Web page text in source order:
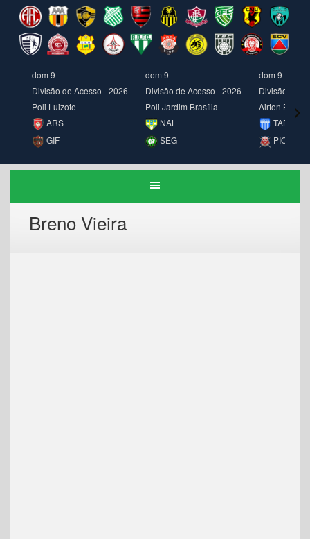
dom 9
Divisão de Acesso - 2026
Poli Luizote
ARS
GIF
dom 9
Divisão de Acesso - 2026
Poli Jardim Brasília
NAL
SEG
dom 9
Divisão de
Airton Borges
TAB
PIO
Breno Vieira